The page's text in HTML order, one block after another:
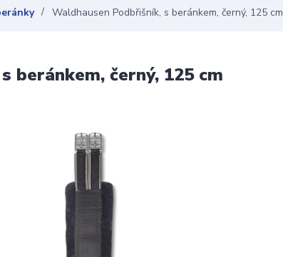
Waldhausen Podbřišník, s beránkem, černý, 125 cm
beránkem, černý, 125 cm